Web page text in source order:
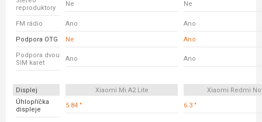
reproduktory
Ne Ne
FM rádio Ano Ano
Podpora OTG Ne Ano
Podpora dvou
SIM karet
Ano Ano
Displej Xiaomi Mi A2 Lite
Xiaomi Redmi
Úhlopříčka
displeje
5.84 " 6.3 "